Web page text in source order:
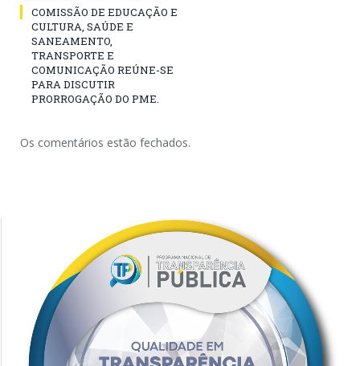
COMISSÃO DE EDUCAÇÃO E
CULTURA, SAÚDE E
SANEAMENTO,
TRANSPORTE E
COMUNICAÇÃO REÚNE-SE
PARA DISCUTIR
PRORROGAÇÃO DO PME.
Os comentários estão fechados.